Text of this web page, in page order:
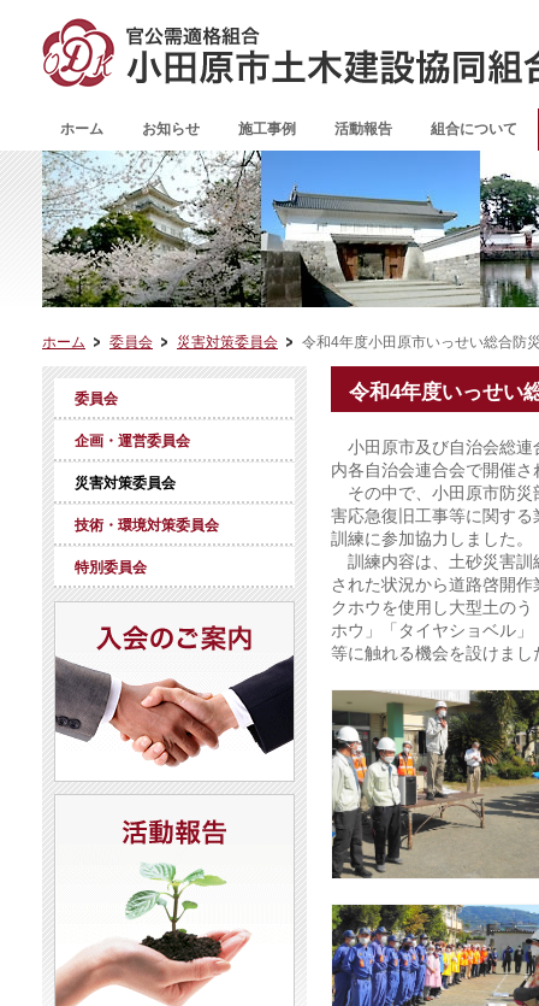
ホーム お知らせ 施工事例 活動報告 組合について
ホーム 委員会 災害対策委員会 令和4年度小田原市いっせい総合防
令和4年度いっせい
小田原市及び自治会総連
内各自治会連合会で開催さ
その中で、小田原市防災
害応急復旧工事等に関す
訓練に参加協力しました。
訓練内容は、土砂災害訓
された状況から道路啓開
クホウを使用し大型土の
ホウ」「タイヤショベル
等に触れる機会を設けまし
委員会
企画・運営委員会
災害対策委員会
技術・環境対策委員会
特別委員会